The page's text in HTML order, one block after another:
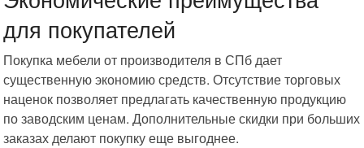
для покупателей
Покупка мебели от производителя в СПб дает
существенную экономию средств. Отсутствие торговых
наценок позволяет предлагать качественную продукцию
по заводским ценам. Дополнительные скидки при больших
заказах делают покупку еще выгоднее.